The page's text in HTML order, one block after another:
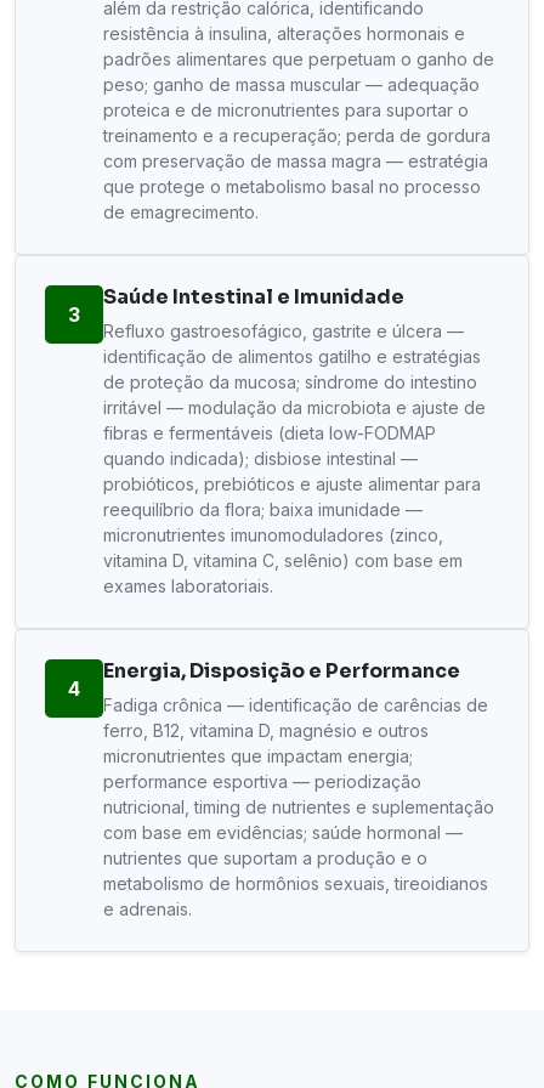
além da restrição calórica, identificando
resistência à insulina, alterações hormonais e
padrões alimentares que perpetuam o ganho de
peso; ganho de massa muscular — adequação
proteica e de micronutrientes para suportar o
treinamento e a recuperação; perda de gordura
com preservação de massa magra — estratégia
que protege o metabolismo basal no processo
de emagrecimento.
3
Saúde Intestinal e Imunidade
Refluxo gastroesofágico, gastrite e úlcera —
identificação de alimentos gatilho e estratégias
de proteção da mucosa; síndrome do intestino
irritável — modulação da microbiota e ajuste de
fibras e fermentáveis (dieta low-FODMAP
quando indicada); disbiose intestinal —
probióticos, prebióticos e ajuste alimentar para
reequilíbrio da flora; baixa imunidade —
micronutrientes imunomoduladores (zinco,
vitamina D, vitamina C, selênio) com base em
exames laboratoriais.
4
Energia, Disposição e Performance
Fadiga crônica — identificação de carências de
ferro, B12, vitamina D, magnésio e outros
micronutrientes que impactam energia;
performance esportiva — periodização
nutricional, timing de nutrientes e suplementação
com base em evidências; saúde hormonal —
nutrientes que suportam a produção e o
metabolismo de hormônios sexuais, tireoidianos
e adrenais.
COMO FUNCIONA